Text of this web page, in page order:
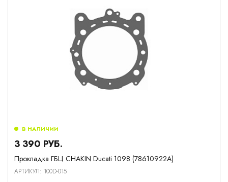
Прокладка ГБЦ CHAKIN Ducati 1098 (78610922A)
АРТИКУЛ: 100D-015
В НАЛИЧИИ
3 390 РУБ.